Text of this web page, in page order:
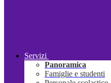
Servizi
Panoramica
Famiglie e studenti